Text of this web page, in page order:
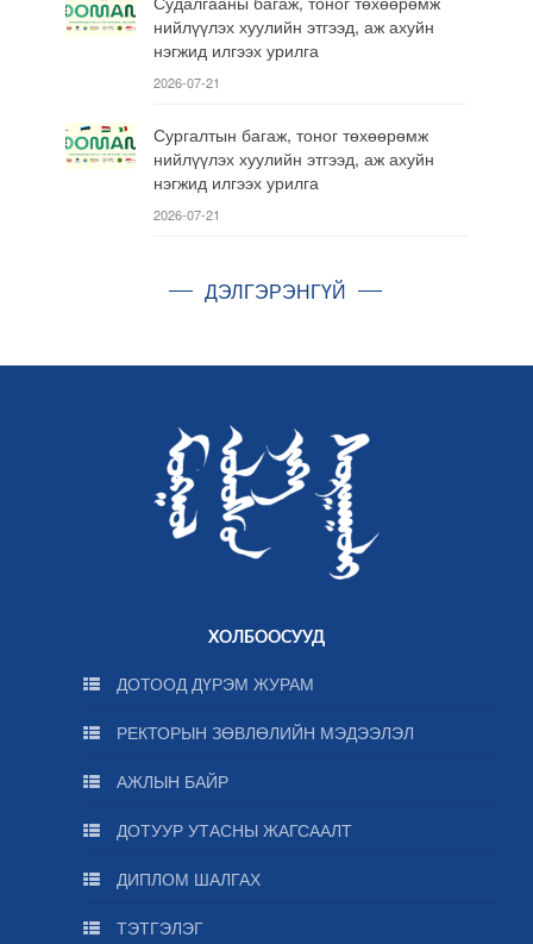
нийлүүлэх хуулийн этгээд, аж ахуйн
нэгжид илгээх урилга
2026-07-21
Сургалтын багаж, тоног төхөөрөмж
нийлүүлэх хуулийн этгээд, аж ахуйн
нэгжид илгээх урилга
2026-07-21
ДЭЛГЭРЭНГҮЙ
ХОЛБООСУУД
ДОТООД ДҮРЭМ ЖУРАМ
РЕКТОРЫН ЗӨВЛӨЛИЙН МЭДЭЭЛЭЛ
АЖЛЫН БАЙР
ДОТУУР УТАСНЫ ЖАГСААЛТ
ДИПЛОМ ШАЛГАХ
ТЭТГЭЛЭГ